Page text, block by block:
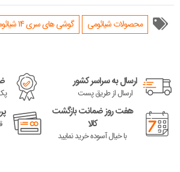
محصولات شیائومی گوشی های سری 14 شیائومی
ارسال به سراسر کشور
ارسال از طریق پست
هفت روز ضمانت بازگشت
کالا
با خیال آسوده خرید نمایید